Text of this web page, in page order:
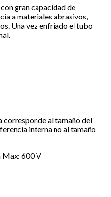
gran capacidad de
a materiales abrasivos,
Una vez enfriado el tubo
al tamaño del
interna no al tamaño
Max: 600 V